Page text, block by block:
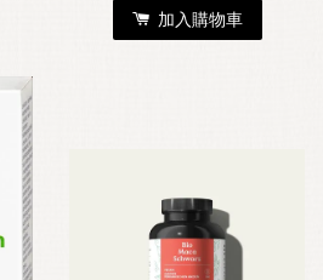
加入購物車